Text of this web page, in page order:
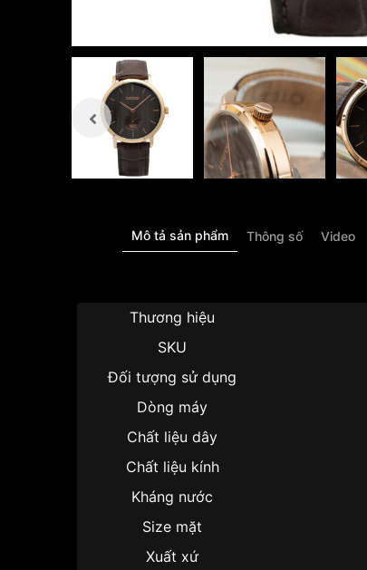
Mô tả sản phẩm Thông số Video
Thương hiệu
SKU
Đối tượng sử dụng
Dòng máy
Chất liệu dây
Chất liệu kính
Kháng nước
Size mặt
Xuất xứ